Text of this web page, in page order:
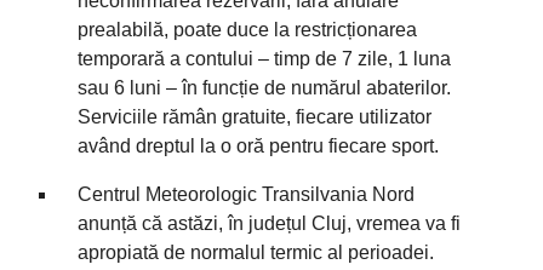
prealabilă, poate duce la restricționarea
temporară a contului – timp de 7 zile, 1 luna
sau 6 luni – în funcție de numărul abaterilor.
Serviciile rămân gratuite, fiecare utilizator
având dreptul la o oră pentru fiecare sport.
Centrul Meteorologic Transilvania Nord
anunță că astăzi, în județul Cluj, vremea va fi
apropiată de normalul termic al perioadei.